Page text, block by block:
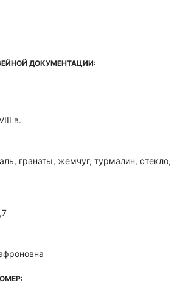
ДОКУМЕНТАЦИИ:
в.
гранаты, жемчуг, турмалин, стекло,